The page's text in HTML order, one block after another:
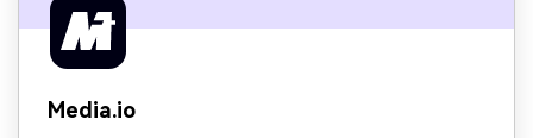
Media.io